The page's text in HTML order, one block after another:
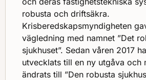
robusta och driftsäkra.
Krisberedskapsmyndigheten
vägledning med namnet ”Det
sjukhuset”. Sedan våren 2017
utvecklats till en ny utgåva och
ändrats till ”Den robusta